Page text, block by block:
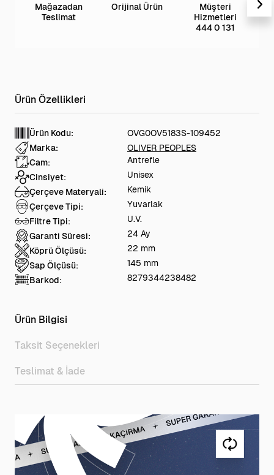
Mağazadan
Teslimat
Orijinal Ürün
Müşteri
Hizmetleri
444 0 131
Ürün Kodu:
OVG0OV5183S-109452
Marka:
OLIVER PEOPLES
Cam:
Antrefle
Cinsiyet:
Unisex
Çerçeve Materyali:
Kemik
Çerçeve Tipi:
Yuvarlak
Filtre Tipi:
U.V.
Garanti Süresi:
24 Ay
Köprü Ölçüsü:
22 mm
Sap Ölçüsü:
145 mm
Barkod:
8279344238482
Ürün Bilgisi
Taksit Seçenekleri
Teslimat & İade